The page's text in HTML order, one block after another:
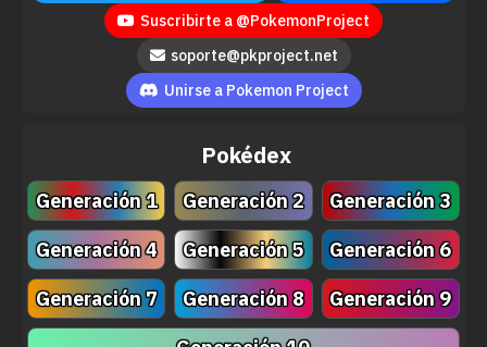
Suscribirte a @PokemonProject
soporte@pkproject.net
Unirse a Pokemon Project
Pokédex
Generación 1 Generación 2
Generación 3
Generación 4
Generación 5
Generación 6
Generación 7
Generación 8
Generación 9